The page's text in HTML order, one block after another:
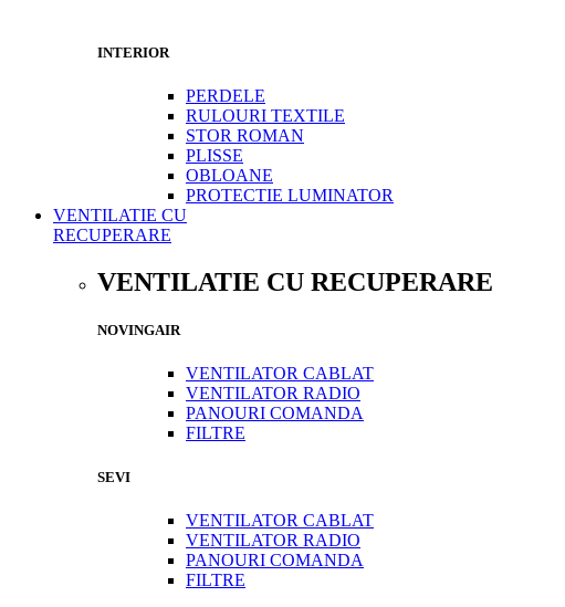
INTERIOR
PERDELE
RULOURI TEXTILE
STOR ROMAN
PLISSE
OBLOANE
PROTECTIE LUMINATOR
VENTILATIE CU
RECUPERARE
VENTILATIE CU RECUPERARE
NOVINGAIR
VENTILATOR CABLAT
VENTILATOR RADIO
PANOURI COMANDA
FILTRE
SEVI
VENTILATOR CABLAT
VENTILATOR RADIO
PANOURI COMANDA
FILTRE